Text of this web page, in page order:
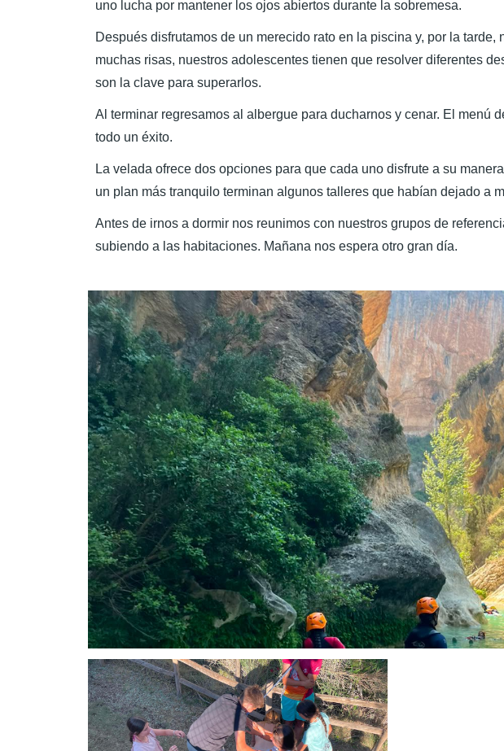
uno lucha por mantener los ojos abiertos durante la sobremesa.
Después disfrutamos de un merecido rato en la piscina y, por la
muchas risas, nuestros adolescentes tienen que resolver diferentes
son la clave para superarlos.
Al terminar regresamos al albergue para ducharnos y cenar. El menú
todo un éxito.
La velada ofrece dos opciones para que cada uno disfrute a su
un plan más tranquilo terminan algunos talleres que habían dejado a
Antes de irnos a dormir nos reunimos con nuestros grupos de
subiendo a las habitaciones. Mañana nos espera otro gran día.